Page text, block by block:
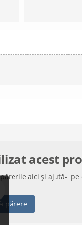
acest
aici și ajută-i
părere